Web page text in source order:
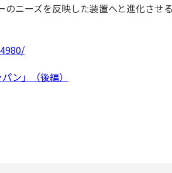
ニーズを反映した装置へと進化させ
ン」（後編）